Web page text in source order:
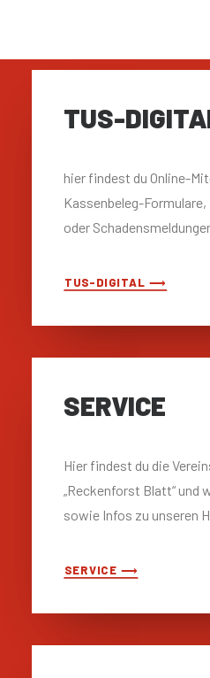
TUS-
hier findest du Online-
Kassenbeleg-
oder
TUS-DIGITAL ⟶
SERVICE
Hier findest du die
„Reckenforst Blatt“ und
sowie Infos zu unseren
SERVICE ⟶